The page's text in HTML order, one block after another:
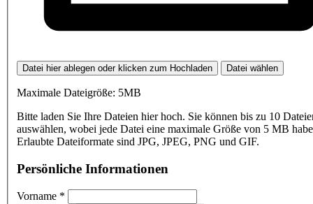
Datei hier ablegen oder klicken zum Hochladen Datei wählen
Maximale Dateigröße: 5MB
Bitte laden Sie Ihre Dateien hier hoch. Sie können bis zu 10
auswählen, wobei jede Datei eine maximale Größe von 5 MB
Erlaubte Dateiformate sind JPG, JPEG, PNG und GIF.
Persönliche Informationen
Vorname *